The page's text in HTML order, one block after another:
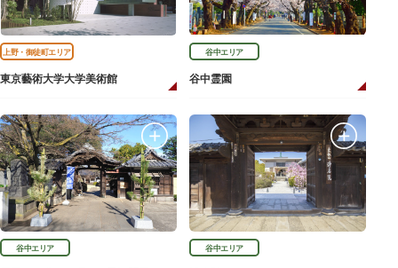
上野・御徒町エリア
東京藝術大学大学美術館
谷中エリア
谷中霊園
谷中エリア 谷中エリア